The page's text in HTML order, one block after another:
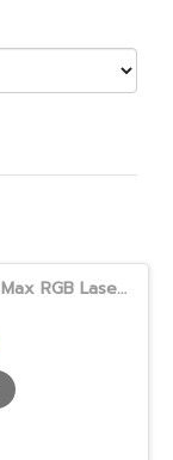
AWOL Aetherion Max RGB Laser UST Projector